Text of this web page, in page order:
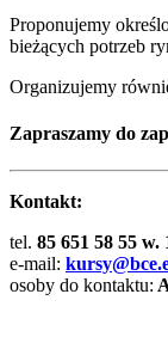
Proponujemy
bieżących potrzeb
Organizujemy
Zapraszamy do
Kontakt:
tel. 85 651 58 55 w.
e-mail:
osoby do kontaktu: